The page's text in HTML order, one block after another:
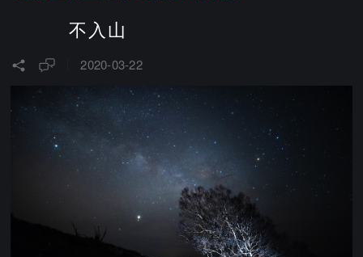
不入山
2020-03-22